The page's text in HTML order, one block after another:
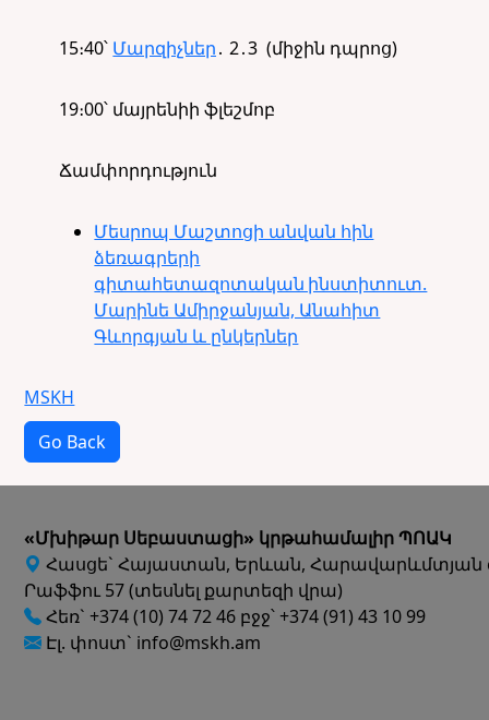
15։40՝ Մարզիչներ․ 2․3 (միջին դպրոց)
19։00՝ մայրենիի ֆլեշմոբ
Ճամփորդություն
Մեսրոպ Մաշտոցի անվան հին
ձեռագրերի
գիտահետազոտական ինստիտուտ.
Մարինե Ամիրջանյան, Անահիտ
Գևորգյան և ընկերներ
MSKH
Go Back
«Մխիթար Սեբաստացի» կրթահամալիր ՊՈԱԿ
Հասցե` Հայաստան, Երևան, Հարավարևմտյան
Րաֆֆու 57 (տեսնել քարտեզի վրա)
Հեռ` +374 (10) 74 72 46 բջջ՝ +374 (91) 43 10 99
Էլ. փոստ` info@mskh.am